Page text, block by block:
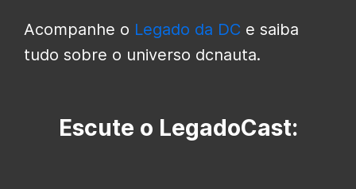
Acompanhe o Legado da DC e saiba
tudo sobre o universo dcnauta.
Escute o LegadoCast: